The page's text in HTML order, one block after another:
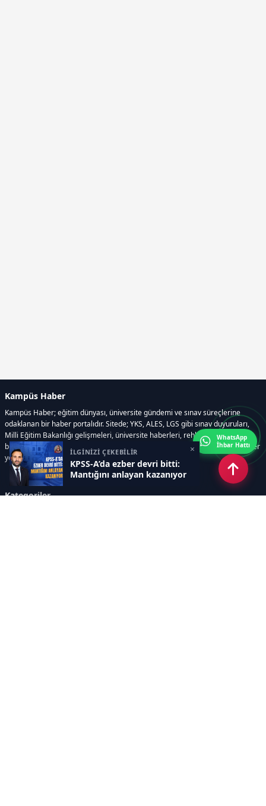
İLGİNİZİ ÇEKEBİLİR
KPSS-A’da ezber devri bitti:
Mantığını anlayan kazanıyor
×
Kampüs Haber
Kampüs Haber; eğitim dünyası, üniversite gündemi ve sınav süreçlerine
odaklanan bir haber portalıdır. Sitede; YKS, ALES, LGS gibi sınav duyuruları,
Milli Eğitim Bakanlığı gelişmeleri, üniversite haberleri, rehberlik içerikleri,
bilim ve teknoloji alanındaki yenilikler ile öğrenci yaşamına dair güncel bilgiler
yer alır.
Kategoriler
WhatsApp
İhbar Hattı